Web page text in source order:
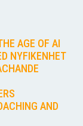
AGE OF AI
NYFIKENHET
AND